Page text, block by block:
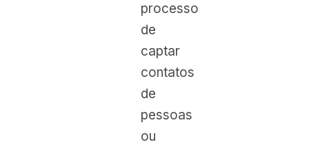
processo
de
captar
contatos
de
pessoas
ou